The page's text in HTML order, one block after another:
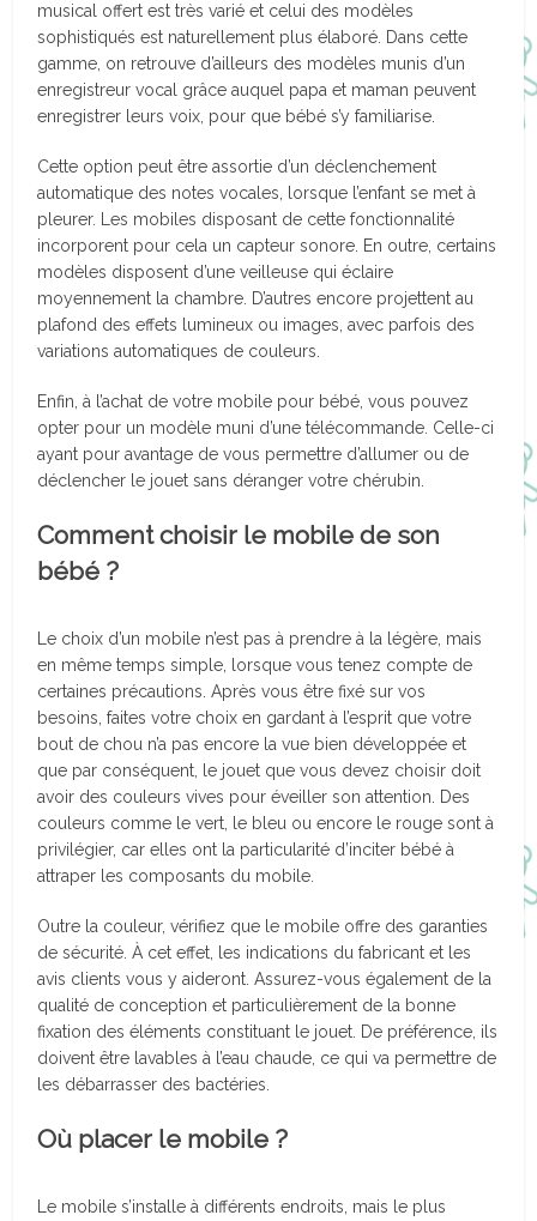
musical offert est très varié et celui des modèles
sophistiqués est naturellement plus élaboré. Dans cette
gamme, on retrouve d’ailleurs des modèles munis d’un
enregistreur vocal grâce auquel papa et maman peuvent
enregistrer leurs voix, pour que bébé s’y familiarise.
Cette option peut être assortie d’un déclenchement
automatique des notes vocales, lorsque l’enfant se met à
pleurer. Les mobiles disposant de cette fonctionnalité
incorporent pour cela un capteur sonore. En outre, certains
modèles disposent d’une veilleuse qui éclaire
moyennement la chambre. D’autres encore projettent au
plafond des effets lumineux ou images, avec parfois des
variations automatiques de couleurs.
Enfin, à l’achat de votre mobile pour bébé, vous pouvez
opter pour un modèle muni d’une télécommande. Celle-ci
ayant pour avantage de vous permettre d’allumer ou de
déclencher le jouet sans déranger votre chérubin.
Comment choisir le mobile de son
bébé ?
Le choix d’un mobile n’est pas à prendre à la légère, mais
en même temps simple, lorsque vous tenez compte de
certaines précautions. Après vous être fixé sur vos
besoins, faites votre choix en gardant à l’esprit que votre
bout de chou n’a pas encore la vue bien développée et
que par conséquent, le jouet que vous devez choisir doit
avoir des couleurs vives pour éveiller son attention. Des
couleurs comme le vert, le bleu ou encore le rouge sont à
privilégier, car elles ont la particularité d’inciter bébé à
attraper les composants du mobile.
Outre la couleur, vérifiez que le mobile offre des garanties
de sécurité. À cet effet, les indications du fabricant et les
avis clients vous y aideront. Assurez-vous également de la
qualité de conception et particulièrement de la bonne
fixation des éléments constituant le jouet. De préférence, ils
doivent être lavables à l’eau chaude, ce qui va permettre de
les débarrasser des bactéries.
Où placer le mobile ?
Le mobile s’installe à différents endroits, mais le plus